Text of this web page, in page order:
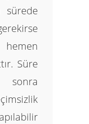
sürede
Süre
sonra